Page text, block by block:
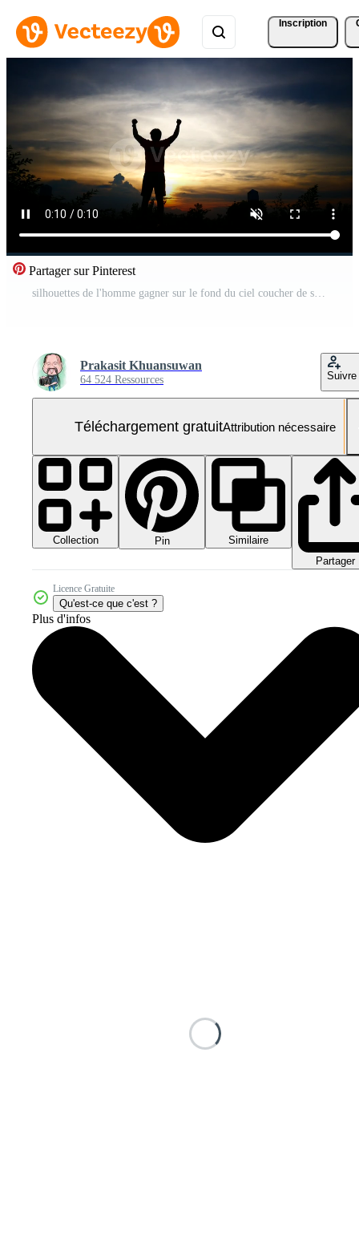
Inscription
Partager sur Pinterest
silhouettes de l'homme gagner sur le fond du ciel coucher de soleil Vidéo Gratuite
Prakasit Khuansuwan
64 524 Ressources Suivre
Téléchargement gratuitAttribution nécessaire
Collection Pin
Similaire
Partager
Licence Gratuite
Qu'est-ce que c'est ?
Plus d'infos